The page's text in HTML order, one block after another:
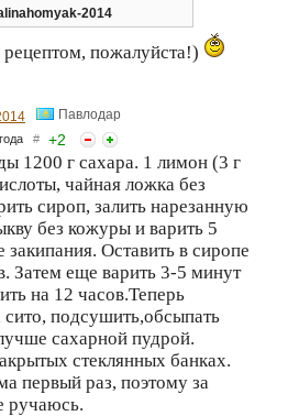
2014
рецептом, пожалуйста!)
Павлодар
# +2
1200 г сахара. 1 лимон (3 г
чайная ложка без
сироп, залить нарезанную
без кожуры и варить 5
закипания. Оставить в сиропе
Затем еще варить 3-5 минут
на 12 часов.Теперь
сито, подсушить,обсыпать
сахарной пудрой.
стеклянных банках.
первый раз, поэтому за
ручаюсь.